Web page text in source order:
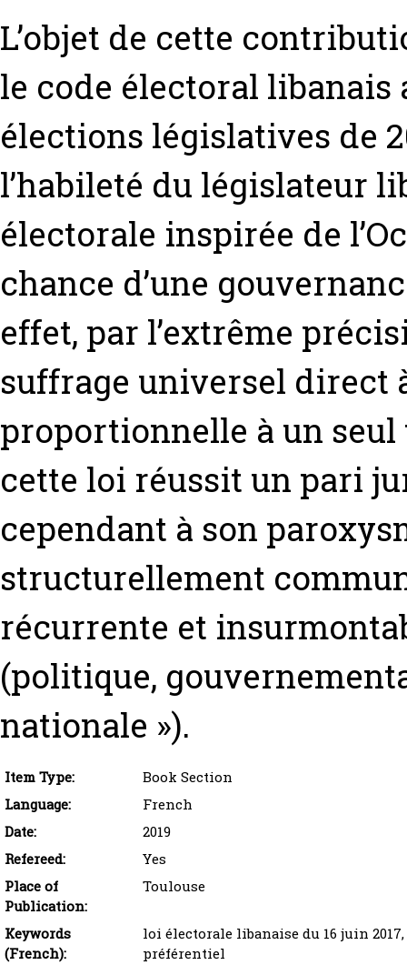
L’objet de cette
le code électoral libanais
élections législatives de
l’habileté du législateur
électorale inspirée de
chance d’une
effet, par l’extrême
suffrage universel direct
proportionnelle à un
cette loi réussit un pari
cependant à son
structurellement
récurrente et
(politique,
nationale »).
Item Type:
Book Section
Language:
French
Date:
2019
Refereed:
Yes
Place of
Publication:
Toulouse
Keywords
(French):
loi électorale libanaise du 16 juin
préférentiel